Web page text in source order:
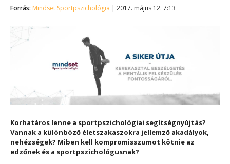
Forrás: Mindset Sportpszichológia | 2017. május 12. 7:13
Korhatáros lenne a sportpszichológiai segítségnyújtás?
Vannak a különböző életszakaszokra jellemző akadályok,
nehézségek? Miben kell kompromisszumot kötnie az
edzőnek és a sportpszichológusnak?